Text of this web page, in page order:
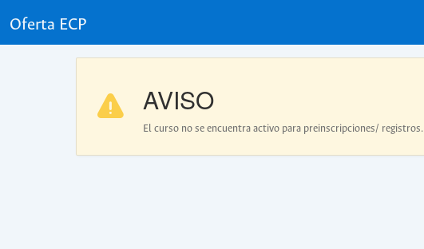
Oferta ECP
AVISO
El curso no se encuentra activo para preinscripciones/ registros.